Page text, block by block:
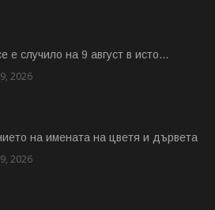
е случило на 9 август в исто...
2026
на имената на цветя и дървета
2026